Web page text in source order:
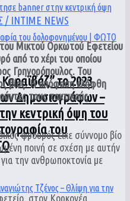
το 2023
Δημοσιογράφων –
κεντρική όψη του
του
INTIME NEWS
Μικτού Ορκωτού Εφετείου
από το χέρι του οποίου
Γρηγορόπουλος. Του
βίος. Η απόφαση ελήφθη
τους τακτικούς
φρουρός είχε σύννομο βίο
ποινή σε σχέση με αυτήν
την ανθρωποκτονία με
στον Κορκονέα